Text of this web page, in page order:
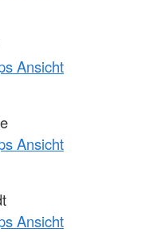
Ansicht
Ansicht
Ansicht